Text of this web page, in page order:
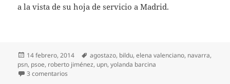
a la vista de su hoja de servicio a Madrid.
Publicado
el
14 febrero, 2014 Etiquetas
agostazo, bildu,elena valenciano, navarra,
psn, psoe, roberto jiménez, upn,yolanda barcina
3 comentarios